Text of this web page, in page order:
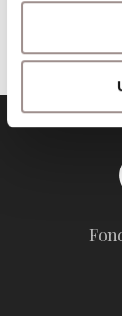
Pubblicata